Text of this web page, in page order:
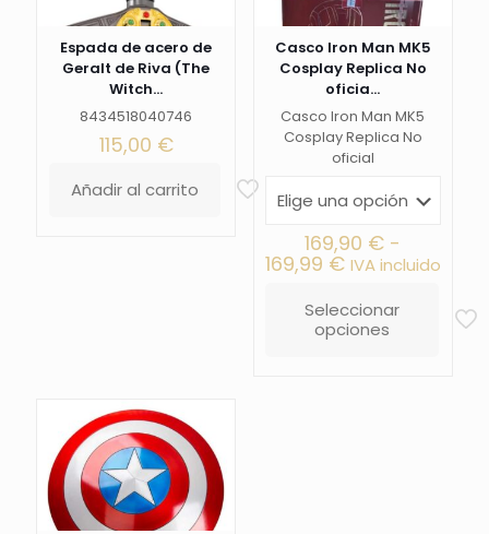
Espada de acero de
Geralt de Riva (The
Witch...
8434518040746
115,00 €
Añadir al carrito
Casco Iron Man MK5
Cosplay Replica No
oficia...
Casco Iron Man MK5
Cosplay Replica No
oficial
169,90 € -
169,99 €Rango
precios:
desde
IVA incluido
Seleccionar
opciones